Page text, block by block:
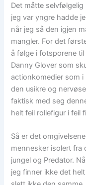
Det måtte
jeg var yngre hadde
når jeg så den igjen
mangler. For det
å følge i fotsporene
Danny Glover som
actionkomedier som i
den usikre og
faktisk med seg
helt feil rollefigur i feil
Så er det
mennesker isolert
jungel og Predator.
jeg finner ikke det